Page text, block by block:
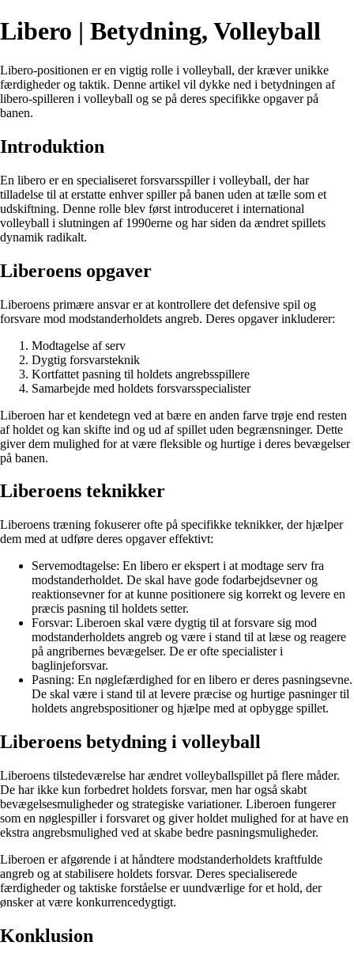
Libero | Betydning, Volleyball
Libero-positionen er en vigtig rolle i volleyball, der kræver unikke
færdigheder og taktik. Denne artikel vil dykke ned i betydningen af ​​
libero-spilleren i volleyball og se på deres specifikke opgaver på
banen.
Introduktion
En libero er en specialiseret forsvarsspiller i volleyball, der har
tilladelse til at erstatte enhver spiller på banen uden at tælle som et
udskiftning. Denne rolle blev først introduceret i international
volleyball i slutningen af ​​1990erne og har siden da ændret spillets
dynamik radikalt.
Liberoens opgaver
Liberoens primære ansvar er at kontrollere det defensive spil og
forsvare mod modstanderholdets angreb. Deres opgaver inkluderer:
Modtagelse af serv
Dygtig forsvarsteknik
Kortfattet pasning til holdets angrebsspillere
Samarbejde med holdets forsvarsspecialister
Liberoen har et kendetegn ved at bære en anden farve trøje end resten
af ​​holdet og kan skifte ind og ud af spillet uden begrænsninger. Dette
giver dem mulighed for at være fleksible og hurtige i deres bevægelser
på banen.
Liberoens teknikker
Liberoens træning fokuserer ofte på specifikke teknikker, der hjælper
dem med at udføre deres opgaver effektivt:
Servemodtagelse: En libero er ekspert i at modtage serv fra
modstanderholdet. De skal have gode fodarbejdsevner og
reaktionsevner for at kunne positionere sig korrekt og levere en
præcis pasning til holdets setter.
Forsvar: Liberoen skal være dygtig til at forsvare sig mod
modstanderholdets angreb og være i stand til at læse og reagere
på angribernes bevægelser. De er ofte specialister i
baglinjeforsvar.
Pasning: En nøglefærdighed for en libero er deres pasningsevne.
De skal være i stand til at levere præcise og hurtige pasninger til
holdets angrebspositioner og hjælpe med at opbygge spillet.
Liberoens betydning i volleyball
Liberoens tilstedeværelse har ændret volleyballspillet på flere måder.
De har ikke kun forbedret holdets forsvar, men har også skabt
bevægelsesmuligheder og strategiske variationer. Liberoen fungerer
som en nøglespiller i forsvaret og giver holdet mulighed for at have en
ekstra angrebsmulighed ved at skabe bedre pasningsmuligheder.
Liberoen er afgørende i at håndtere modstanderholdets kraftfulde
angreb og at stabilisere holdets forsvar. Deres specialiserede
færdigheder og taktiske forståelse er uundværlige for et hold, der
ønsker at være konkurrencedygtigt.
Konklusion